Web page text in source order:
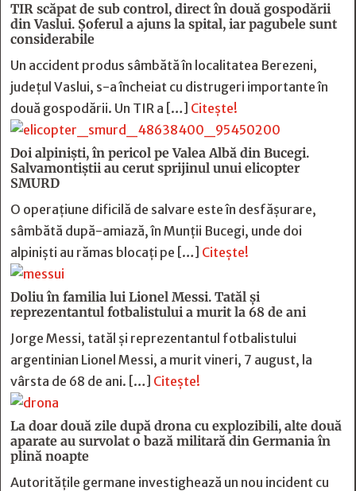
TIR scăpat de sub control, direct în două gospodării
din Vaslui. Șoferul a ajuns la spital, iar pagubele sunt
considerabile
Un accident produs sâmbătă în localitatea Berezeni,
județul Vaslui, s-a încheiat cu distrugeri importante în
două gospodării. Un TIR a […] Citește!
Doi alpiniști, în pericol pe Valea Albă din Bucegi.
Salvamontiștii au cerut sprijinul unui elicopter
SMURD
O operațiune dificilă de salvare este în desfășurare,
sâmbătă după-amiază, în Munții Bucegi, unde doi
alpiniști au rămas blocați pe […] Citește!
Doliu în familia lui Lionel Messi. Tatăl și
reprezentantul fotbalistului a murit la 68 de ani
Jorge Messi, tatăl și reprezentantul fotbalistului
argentinian Lionel Messi, a murit vineri, 7 august, la
vârsta de 68 de ani. […] Citește!
La doar două zile după drona cu explozibili, alte două
aparate au survolat o bază militară din Germania în
plină noapte
Autoritățile germane investighează un nou incident cu